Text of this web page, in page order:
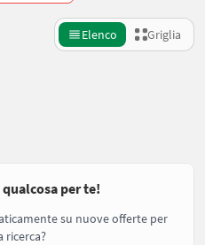
Elenco Griglia
per te!
su nuove offerte per
ricerca?